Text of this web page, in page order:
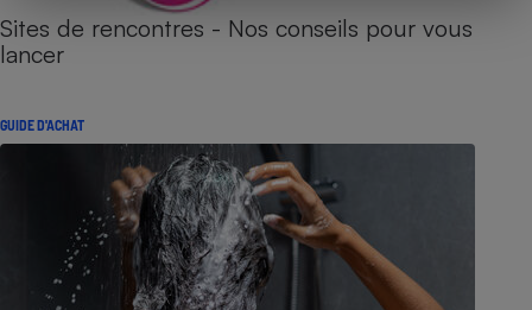
Sites de rencontres - Nos conseils pour vous
lancer
GUIDE D'ACHAT